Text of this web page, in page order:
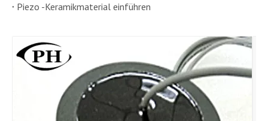
Piezo -Keramikmaterial einführen